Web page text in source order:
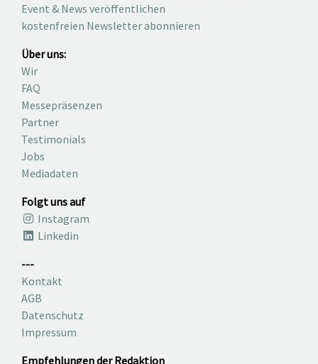
Event & News veröffentlichen
kostenfreien Newsletter abonnieren
Über uns:
Wir
FAQ
Messepräsenzen
Partner
Testimonials
Jobs
Mediadaten
Folgt uns auf
Instagram
Linkedin
---
Kontakt
AGB
Datenschutz
Impressum
Empfehlungen der Redaktion